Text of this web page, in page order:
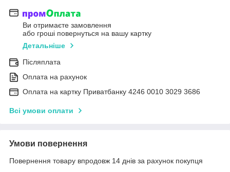
Ви отримаєте замовлення
або гроші повернуться на вашу картку
Детальніше
Післяплата
Оплата на рахунок
Оплата на картку Приватбанку 4246 0010 3029 3686
Всі умови оплати
Умови повернення
Повернення товару впродовж 14 днів за рахунок покупця